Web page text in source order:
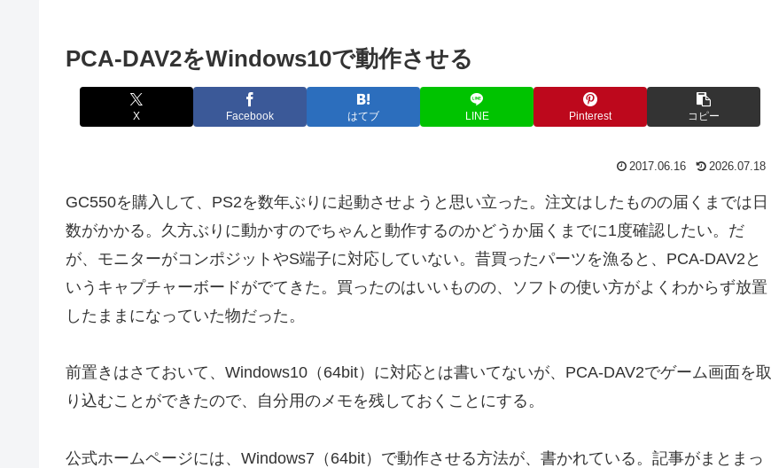
PCA-DAV2をWindows10で動作させる
X Facebook はてブ LINE Pinterest コピー
2017.06.16 2026.07.18
GC550を購入して、PS2を数年ぶりに起動させようと思い立った。注文はしたものの届くまでは日
数がかかる。久方ぶりに動かすのでちゃんと動作するのかどうか届くまでに1度確認したい。だ
が、モニターがコンポジットやS端子に対応していない。昔買ったパーツを漁ると、PCA-DAV2と
いうキャプチャーボードがでてきた。買ったのはいいものの、ソフトの使い方がよくわからず放置
したままになっていた物だった。
前置きはさておいて、Windows10（64bit）に対応とは書いてないが、PCA-DAV2でゲーム画面を取
り込むことができたので、自分用のメモを残しておくことにする。
公式ホームページには、Windows7（64bit）で動作させる方法が、書かれている。記事がまとまっ